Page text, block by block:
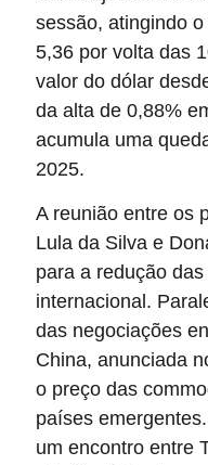
sessão, atingindo
5,36 por volta das
valor do dólar
da alta de 0,88%
acumula uma
2025.
A reunião entre os
Lula da Silva e
para a redução
internacional.
das negociações
China, anunciada
o preço das
países
um encontro entre